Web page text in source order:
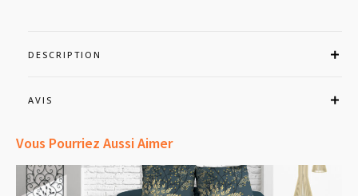
DESCRIPTION
AVIS
Vous Pourriez Aussi Aimer